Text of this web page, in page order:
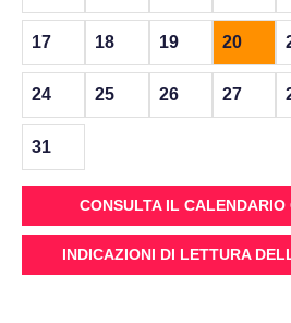
17 18 19 20
24 25 26 27
31
CONSULTA IL CALENDARIO
INDICAZIONI DI LETTURA